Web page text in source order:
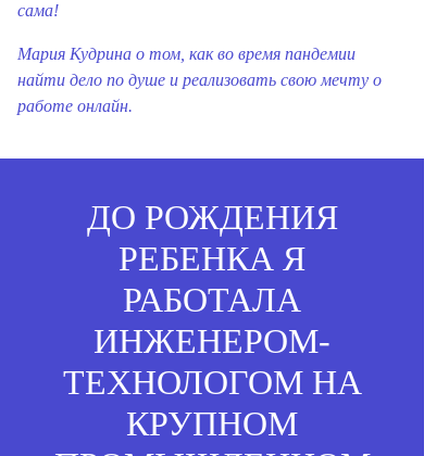
сама!
Мария Кудрина о том, как во время пандемии
найти дело по душе и реализовать свою мечту о
работе онлайн.
ДО РОЖДЕНИЯ
РЕБЕНКА Я
РАБОТАЛА
ИНЖЕНЕРОМ-
ТЕХНОЛОГОМ НА
КРУПНОМ